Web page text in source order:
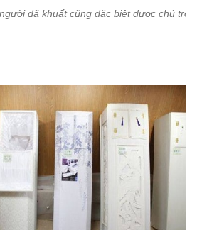
đã khuất cũng đặc biệt được chú